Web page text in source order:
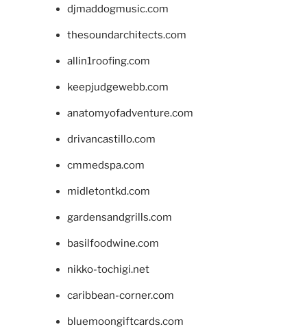
djmaddogmusic.com
thesoundarchitects.com
allin1roofing.com
keepjudgewebb.com
anatomyofadventure.com
drivancastillo.com
cmmedspa.com
midletontkd.com
gardensandgrills.com
basilfoodwine.com
nikko-tochigi.net
caribbean-corner.com
bluemoongiftcards.com